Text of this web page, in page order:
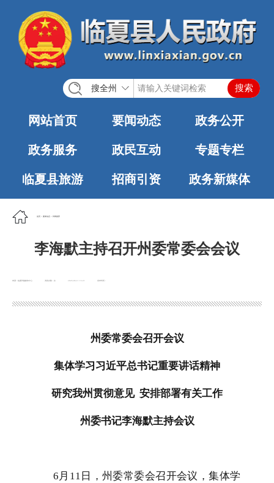
搜全州
网站首页 要闻动态 政务公开
政务服务 政民互动 专题专栏
临夏县旅游 招商引资 政务新媒体
首页 要闻动态 州网推荐
李海默主持召开州委常委会会议
来源：临夏州融媒体中心 浏览次数： 发布时间：
2026-06-11 15:21
州委常委会召开会议
集体学习习近平总书记重要讲话精神
研究我州贯彻意见 安排部署有关工作
州委书记李海默主持会议
6月 11 日，州委常委会召开会议，集体学